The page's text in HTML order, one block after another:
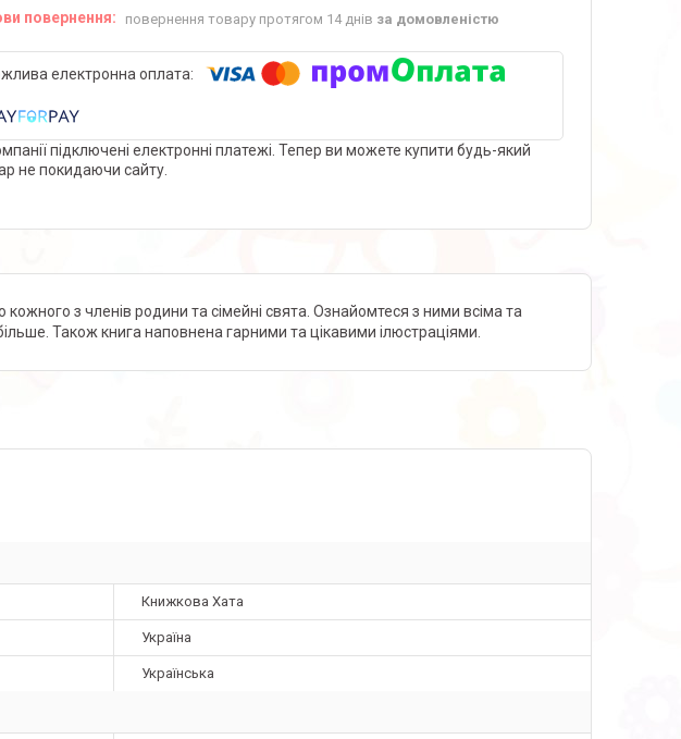
повернення товару протягом 14 днів за домовленістю
підключені електронні платежі. Тепер ви можете купити будь-який
не покидаючи сайту.
з членів родини та сімейні свята. Ознайомтеся з ними всіма та
Також книга наповнена гарними та цікавими ілюстраціями.
Книжкова Хата
Україна
Українська